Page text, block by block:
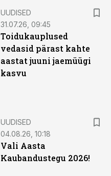
UUDISED
31.07.26, 09:45
Toidukauplused
vedasid pärast kahte
aastat juuni jaemüügi
kasvu
UUDISED
04.08.26, 10:18
Vali Aasta
Kaubandustegu 2026!